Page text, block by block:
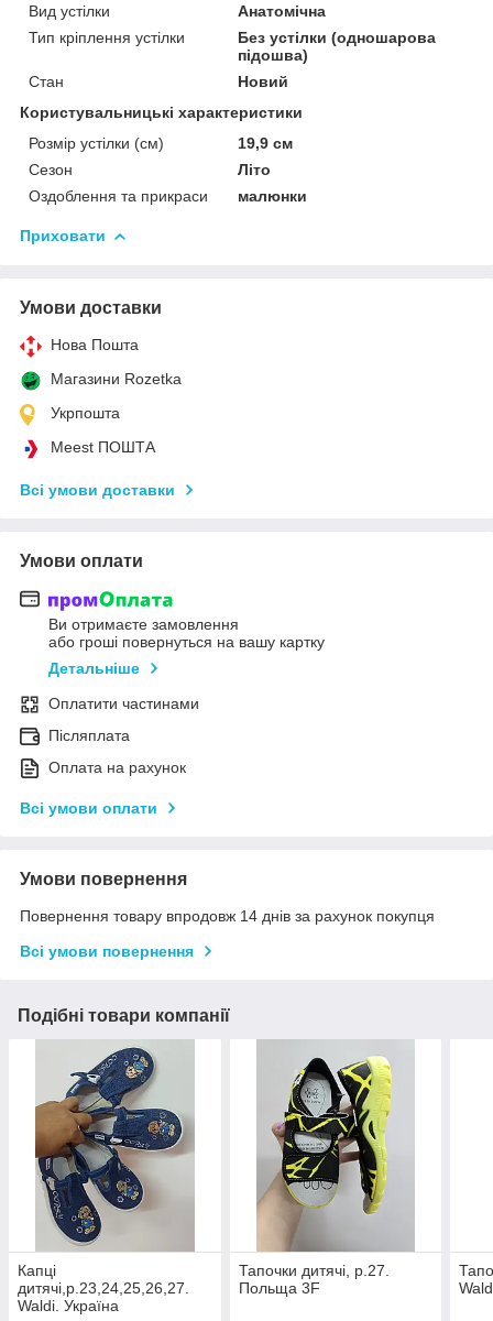
Вид устілки
Анатомічна
Тип кріплення устілки
Без устілки (одношарова
підошва)
Стан
Новий
Користувальницькі характеристики
Розмір устілки (см)
19,9 см
Сезон
Літо
Оздоблення та прикраси
малюнки
Приховати
Умови доставки
Нова Пошта
Магазини Rozetka
Укрпошта
Meest ПОШТА
Всі умови доставки
Умови оплати
Ви отримаєте замовлення
або гроші повернуться на вашу картку
Детальніше
Оплатити частинами
Післяплата
Оплата на рахунок
Всі умови оплати
Умови повернення
Повернення товару впродовж 14 днів за рахунок покупця
Всі умови повернення
Подібні товари компанії
Капці
дитячі,р.23,24,25,26,27.
Waldi. Україна
Тапочки дитячі, р.27.
Польща 3F